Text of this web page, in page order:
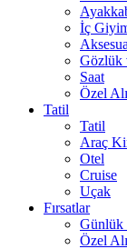
İç
Gözlük
Saat
Özel
Tatil
Tatil
Araç
Otel
Cruise
Uçak
Fırsatlar
Günlük
Özel